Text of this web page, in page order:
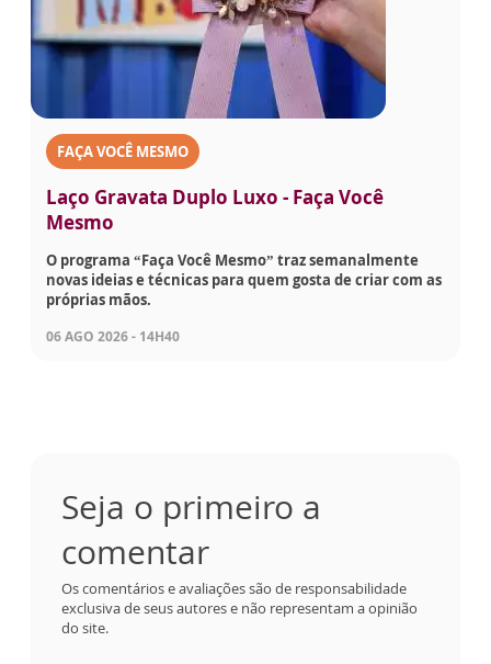
FAÇA VOCÊ MESMO
Laço Gravata Duplo Luxo - Faça Você
Mesmo
O programa “Faça Você Mesmo” traz semanalmente
novas ideias e técnicas para quem gosta de criar com as
próprias mãos.
06 AGO 2026 - 14H40
Seja o primeiro a
comentar
Os comentários e avaliações são de responsabilidade
exclusiva de seus autores e não representam a opinião
do site.